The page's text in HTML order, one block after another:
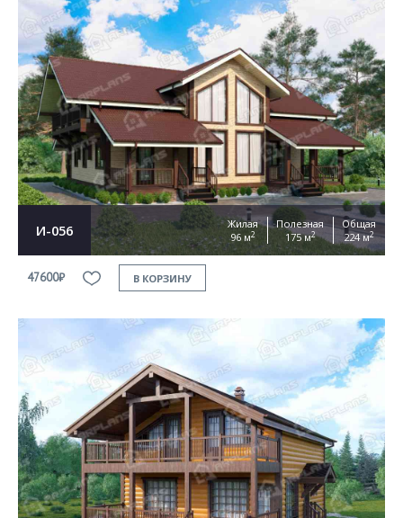
И-056
Жилая
96 м2
Полезная
175 м2
Общая
224 м2
47600₽ В КОРЗИНУ